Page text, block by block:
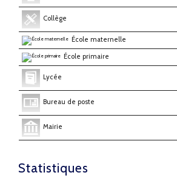
Collège
École maternelle
École primaire
Lycée
Bureau de poste
Mairie
Statistiques